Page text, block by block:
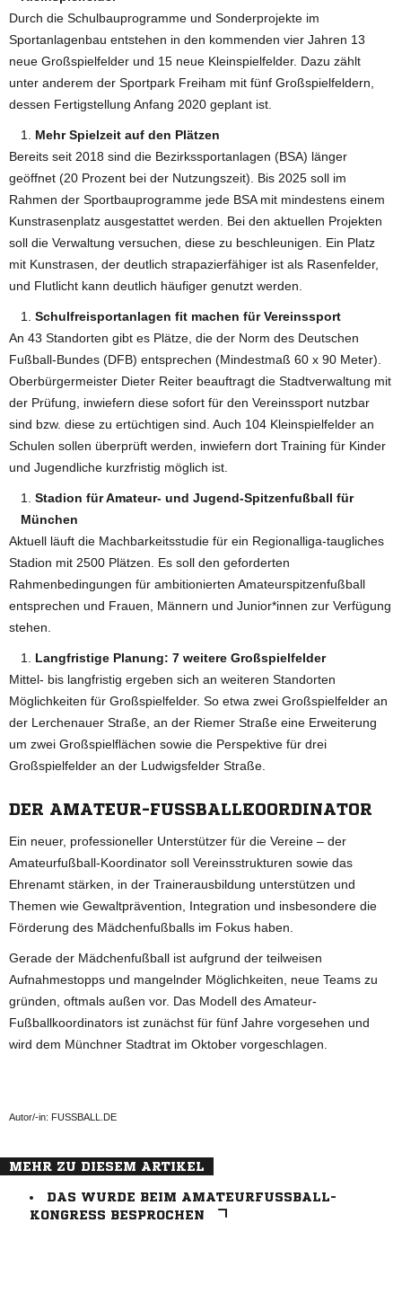
Durch die Schulbauprogramme und Sonderprojekte im
Sportanlagenbau entstehen in den kommenden vier Jahren 13
neue Großspielfelder und 15 neue Kleinspielfelder. Dazu zählt
unter anderem der Sportpark Freiham mit fünf Großspielfeldern,
dessen Fertigstellung Anfang 2020 geplant ist.
Mehr Spielzeit auf den Plätzen
Bereits seit 2018 sind die Bezirkssportanlagen (BSA) länger
geöffnet (20 Prozent bei der Nutzungszeit). Bis 2025 soll im
Rahmen der Sportbauprogramme jede BSA mit mindestens einem
Kunstrasenplatz ausgestattet werden. Bei den aktuellen Projekten
soll die Verwaltung versuchen, diese zu beschleunigen. Ein Platz
mit Kunstrasen, der deutlich strapazierfähiger ist als Rasenfelder,
und Flutlicht kann deutlich häufiger genutzt werden.
Schulfreisportanlagen fit machen für Vereinssport
An 43 Standorten gibt es Plätze, die der Norm des Deutschen
Fußball-Bundes (DFB) entsprechen (Mindestmaß 60 x 90 Meter).
Oberbürgermeister Dieter Reiter beauftragt die Stadtverwaltung mit
der Prüfung, inwiefern diese sofort für den Vereinssport nutzbar
sind bzw. diese zu ertüchtigen sind. Auch 104 Kleinspielfelder an
Schulen sollen überprüft werden, inwiefern dort Training für Kinder
und Jugendliche kurzfristig möglich ist.
Stadion für Amateur- und Jugend-Spitzenfußball für
München
Aktuell läuft die Machbarkeitsstudie für ein Regionalliga-taugliches
Stadion mit 2500 Plätzen. Es soll den geforderten
Rahmenbedingungen für ambitionierten Amateurspitzenfußball
entsprechen und Frauen, Männern und Junior*innen zur Verfügung
stehen.
Langfristige Planung: 7 weitere Großspielfelder
Mittel- bis langfristig ergeben sich an weiteren Standorten
Möglichkeiten für Großspielfelder. So etwa zwei Großspielfelder an
der Lerchenauer Straße, an der Riemer Straße eine Erweiterung
um zwei Großspielflächen sowie die Perspektive für drei
Großspielfelder an der Ludwigsfelder Straße.
DER AMATEUR-FUSSBALLKOORDINATOR
Ein neuer, professioneller Unterstützer für die Vereine – der
Amateurfußball-Koordinator soll Vereinsstrukturen sowie das
Ehrenamt stärken, in der Trainerausbildung unterstützen und
Themen wie Gewaltprävention, Integration und insbesondere die
Förderung des Mädchenfußballs im Fokus haben.
Gerade der Mädchenfußball ist aufgrund der teilweisen
Aufnahmestopps und mangelnder Möglichkeiten, neue Teams zu
gründen, oftmals außen vor. Das Modell des Amateur-
Fußballkoordinators ist zunächst für fünf Jahre vorgesehen und
wird dem Münchner Stadtrat im Oktober vorgeschlagen.
Autor/-in: FUSSBALL.DE
MEHR ZU DIESEM ARTIKEL
DAS WURDE BEIM AMATEURFUSSBALL-K
ONGRESS BESPROCHEN